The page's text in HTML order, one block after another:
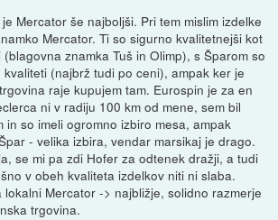
Mercator še najboljši. Pri tem mislim izdelke
Mercator. Ti so sigurno kvalitetnejši kot
znamka Tuš in Olimp), s Šparom so
(najbrž tudi po ceni), ampak ker je
raje kupujem tam. Eurospin je za en
ni v radiju 100 km od mene, sem bil
in so imeli ogromno izbiro mesa, ampak
- velika izbira, vendar marsikaj je drago.
se mi pa zdi Hofer za odtenek dražji, a tudi
v obeh kvaliteta izdelkov niti ni slaba.
Mercator -> najbližje, solidno razmerje
trgovina.